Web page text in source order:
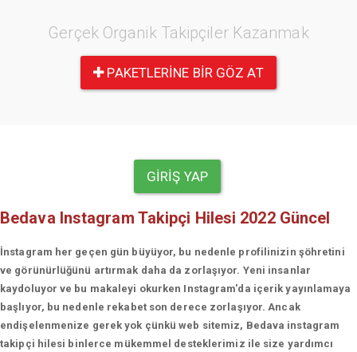
Gerçek Organik Takipçiler Kazanmak
PAKETLERINE BIR GÖZ AT
GIRIŞ YAP
Bedava Instagram Takipçi Hilesi 2022 Güncel
İnstagram her geçen gün büyüyor, bu nedenle profilinizin şöhretini
ve görünürlüğünü artırmak daha da zorlaşıyor. Yeni insanlar
kaydoluyor ve bu makaleyi okurken Instagram'da içerik yayınlamaya
başlıyor, bu nedenle rekabet son derece zorlaşıyor. Ancak
endişelenmenize gerek yok çünkü web sitemiz, Bedava instagram
takipçi hilesi binlerce mükemmel desteklerimiz ile size yardımcı